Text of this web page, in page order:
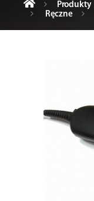
Produkty
Ręczne